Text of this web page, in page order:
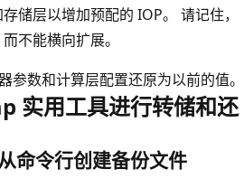
储层以增加预配的 IOP。 请记住，
不能横向扩展。
参数和计算层配置还原为以前的值。
实用工具进行转储和还
命令行创建备份文件